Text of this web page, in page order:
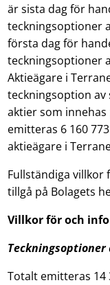
är sista dag för
teckningsoptioner
första dag för
teckningsoptioner
Aktieägare i
teckningsoption av
aktier som
emitteras 6 160
aktieägare i
Fullständiga
tillgå på Bolagets
Villkor för och
Teckningsoptioner
Totalt emitteras 14